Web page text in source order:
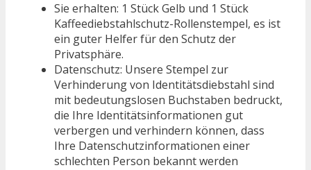
Sie erhalten: 1 Stück Gelb und 1 Stück
Kaffeediebstahlschutz-Rollenstempel, es ist
ein guter Helfer für den Schutz der
Privatsphäre.
Datenschutz: Unsere Stempel zur
Verhinderung von Identitätsdiebstahl sind
mit bedeutungslosen Buchstaben bedruckt,
die Ihre Identitätsinformationen gut
verbergen und verhindern können, dass
Ihre Datenschutzinformationen einer
schlechten Person bekannt werden